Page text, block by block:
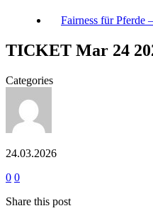
Fairness für Pferde
TICKET Mar 24
Categories
24.03.2026
0 0
Share this post